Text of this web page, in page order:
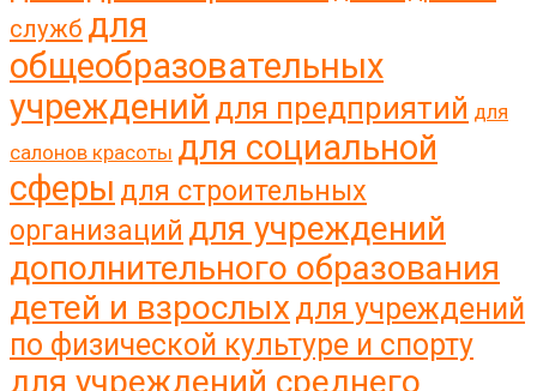
служб для
общеобразовательных
учреждений для предприятий для
салонов красоты для социальной
сферы для строительных
организаций для учреждений
дополнительного образования
детей и взрослых для учреждений
по физической культуре и спорту
для учреждений среднего